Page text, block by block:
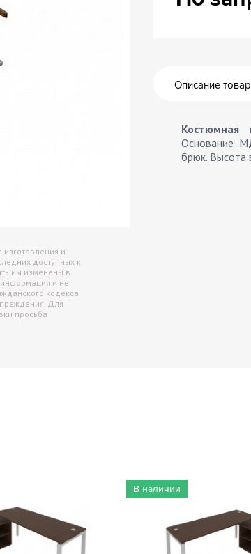
изготовления и
доступных к
им изменены в
и не
кодекса
Для
просьба
Описание
Костюмная
Основание
брюк. Высота
В наличии